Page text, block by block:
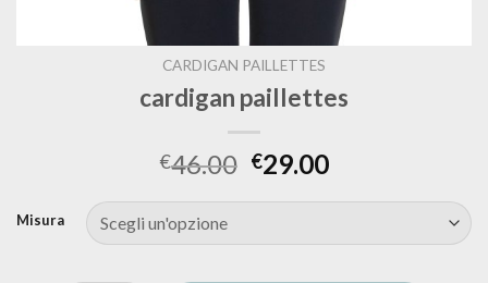
CARDIGAN PAILLETTES
cardigan paillettes
€46.00 €29.00
Misura